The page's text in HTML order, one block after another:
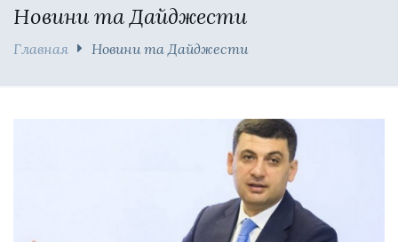
Новини та Дайджести
Главная Новини та Дайджести